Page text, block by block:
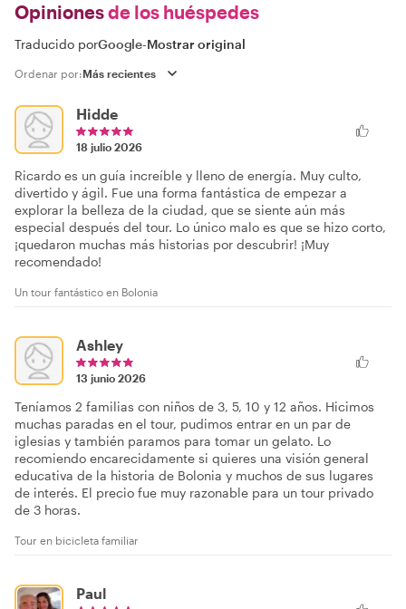
Opinionesde los huéspedes
Traducido porGoogle-Mostrar original
Ordenar por:
Hidde
18 julio 2026
Ricardo es un guía increíble y lleno de energía. Muy culto,
divertido y ágil. Fue una forma fantástica de empezar a
explorar la belleza de la ciudad, que se siente aún más
especial después del tour. Lo único malo es que se hizo corto,
¡quedaron muchas más historias por descubrir! ¡Muy
recomendado!
Un tour fantástico en Bolonia
Ashley
13 junio 2026
Teníamos 2 familias con niños de 3, 5, 10 y 12 años. Hicimos
muchas paradas en el tour, pudimos entrar en un par de
iglesias y también paramos para tomar un gelato. Lo
recomiendo encarecidamente si quieres una visión general
educativa de la historia de Bolonia y muchos de sus lugares
de interés. El precio fue muy razonable para un tour privado
de 3 horas.
Tour en bicicleta familiar
Paul